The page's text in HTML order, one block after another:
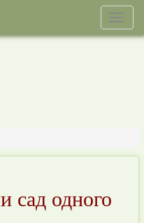
сад одного